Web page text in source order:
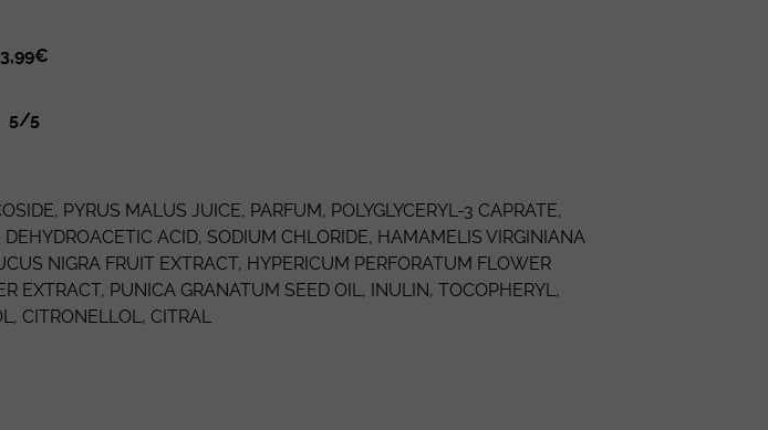
3,99€
5/5
, PYRUS MALUS JUICE, PARFUM, POLYGLYCERYL-3 CAPRATE,
DEHYDROACETIC ACID, SODIUM CHLORIDE, HAMAMELIS VIRGINIANA
NIGRA FRUIT EXTRACT, HYPERICUM PERFORATUM FLOWER
EXTRACT, PUNICA GRANATUM SEED OIL, INULIN, TOCOPHERYL,
, CITRONELLOL , CITRAL